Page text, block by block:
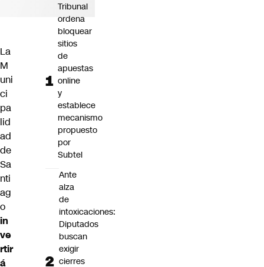
La
M
uni
ci
pa
lid
ad
de
Sa
nti
ag
o
in
ve
rtir
á
Tribunal
ordena
bloquear
sitios
de
apuestas
online
y
establece
mecanismo
propuesto
por
Subtel
Ante
alza
de
intoxicaciones:
Diputados
buscan
exigir
cierres